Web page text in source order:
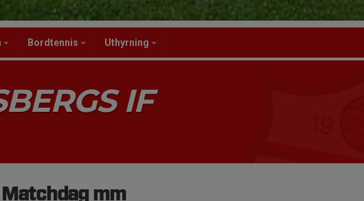
Bordtennis Uthyrning
IF
Matchdag mm